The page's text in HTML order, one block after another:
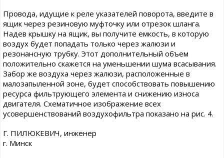
Провода, идущие к реле указателей поворота, введите в
ящик через резиновую муфточку или отрезок шланга.
Надев крышку на ящик, вы получите емкость, в которую
воздух будет попадать только через жалюзи и
резонансную трубку. Этот дополнительный объем
положительно скажется на уменьшении шума всасывания.
Забор же воздуха через жалюзи, расположенные в
малозапыленной зоне, будет способствовать повышению
ресурса фильтрующего элемента и снижению износа
двигателя. Схематичное изображение всех
усовершенствований воздухофильтра показано на рис. 4.
Г. ПИЛЮКЕВИЧ, инженер
г. Минск